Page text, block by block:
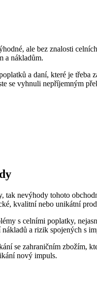
ale bez znalosti
a nákladům.
a daní, které je
se vyhnuli nepříjemným
nevýhody tohoto
kvalitní nebo unikátní
s celními poplatky,
a rizik spojených s
se zahraničním zbožím,
nový impuls.